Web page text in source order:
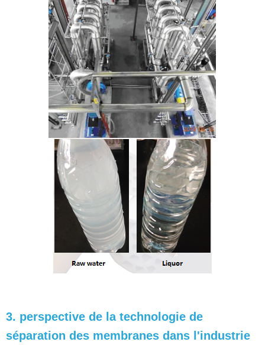
3. perspective de la technologie de
séparation des membranes dans l'industrie